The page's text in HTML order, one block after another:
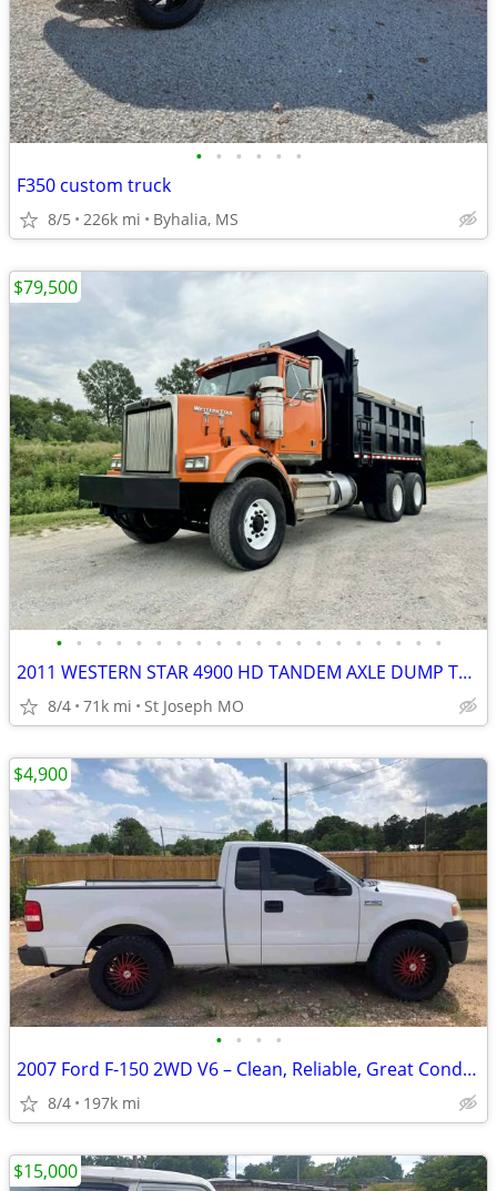
• • • • • •
F350 custom truck
8/5 226k mi Byhalia, MS
• • • • • • • • • • • • • • • • • • • •
2011 WESTERN STAR 4900 HD TANDEM AXLE DUMP TRUCK 450hp DD13 8LL AC 66K
8/4 71k mi St Joseph MO
$79,500
• • • •
2007 Ford F-150 2WD V6 – Clean, Reliable, Great Condition
8/4 197k mi
$4,900
$15,000